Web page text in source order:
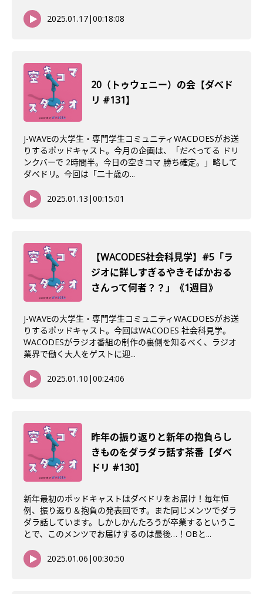
2025.01.17|00:18:08
20（トゥウェニー）の会【ダべド
リ #131】
J-WAVEの大学生・専門学生コミュニティWACDOESがお送
りするポッドキャスト。今月の企画は、「だべってる ドリ
ンクバーで 2時間半。今日の空きコマ 勝ち確定。」略して
ダベドリ。今回は「二十歳の...
2025.01.13 |00:15:01
【WACODES社会科見学】#5「ラ
ジオに詳しすぎるやきそばかおる
さんって何者？？」《1週目》
J-WAVEの大学生・専門学生コミュニティWACDOESがお送
りするポッドキャスト。今回はWACODES 社会科見学。
WACODESがラジオ番組の制作の裏側を知るべく、ラジオ
業界で働く大人をゲストに迎...
2025.01.10 |00:24:06
昨年の振り返りと新年の抱負らし
きものをダラダラ話す茶番【ダべ
ドリ #130】
新年最初のポッドキャストはダべドリをお届け！毎年恒
例、振り返り＆抱負の発表回です。また同じメンツでダラ
ダラ話しています。しかしかんたろうが卒業するというこ
とで、このメンツでお届けするのは最後…！OBと...
2025.01.06 |00:30:50